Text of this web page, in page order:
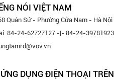
NÓI VIỆT NAM
Quán Sứ - Phường Cửa Nam - Hà Nội
84-24-62727127 -|- 84-24-39781923
DỤNG ĐIỆN THOẠI TRÊN